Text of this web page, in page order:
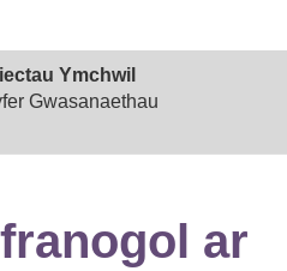
Ymchwil
Gwasanaethau
ar